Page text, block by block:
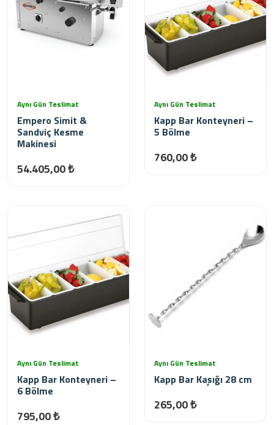
Aynı Gün Teslimat
Empero Simit &
Sandviç Kesme
Makinesi
54.405,00 ₺
Aynı Gün Teslimat
Kapp Bar Konteyneri –
5 Bölme
760,00 ₺
Aynı Gün Teslimat
Kapp Bar Konteyneri –
6 Bölme
795,00 ₺
Aynı Gün Teslimat
Kapp Bar Kaşığı 28 cm
265,00 ₺